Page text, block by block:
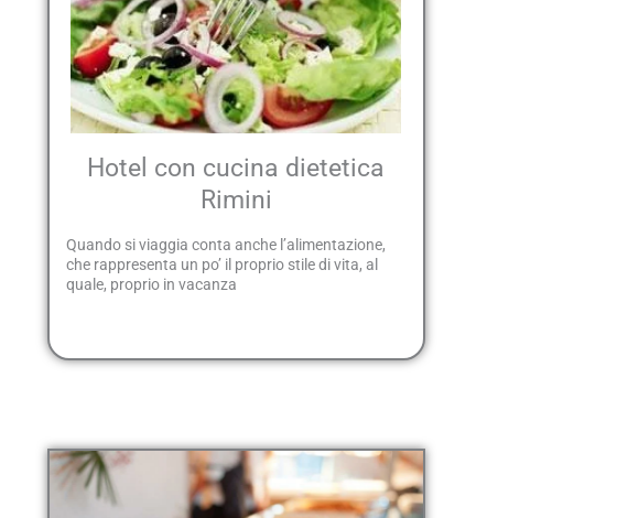
Hotel con cucina dietetica
Rimini
Quando si viaggia conta anche l’alimentazione,
che rappresenta un po’ il proprio stile di vita, al
quale, proprio in vacanza